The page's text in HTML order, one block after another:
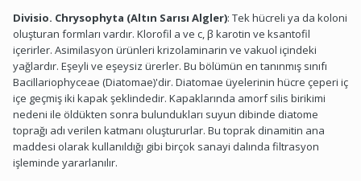
Divisio. Chrysophyta (Altın Sarısı Algler): Tek hücreli ya da koloni
oluşturan formları vardır. Klorofil a ve c, β karotin ve ksantofil
içerirler. Asimilasyon ürünleri krizolaminarin ve vakuol içindeki
yağlardır. Eşeyli ve eşeysiz ürerler. Bu bölümün en tanınmış sınıfı
Bacillariophyceae (Diatomae)'dir. Diatomae üyelerinin hücre çeperi iç
içe geçmiş iki kapak şeklindedir. Kapaklarında amorf silis birikimi
nedeni ile öldükten sonra bulundukları suyun dibinde diatome
toprağı adı verilen katmanı oluştururlar. Bu toprak dinamitin ana
maddesi olarak kullanıldığı gibi birçok sanayi dalında filtrasyon
işleminde yararlanılır.